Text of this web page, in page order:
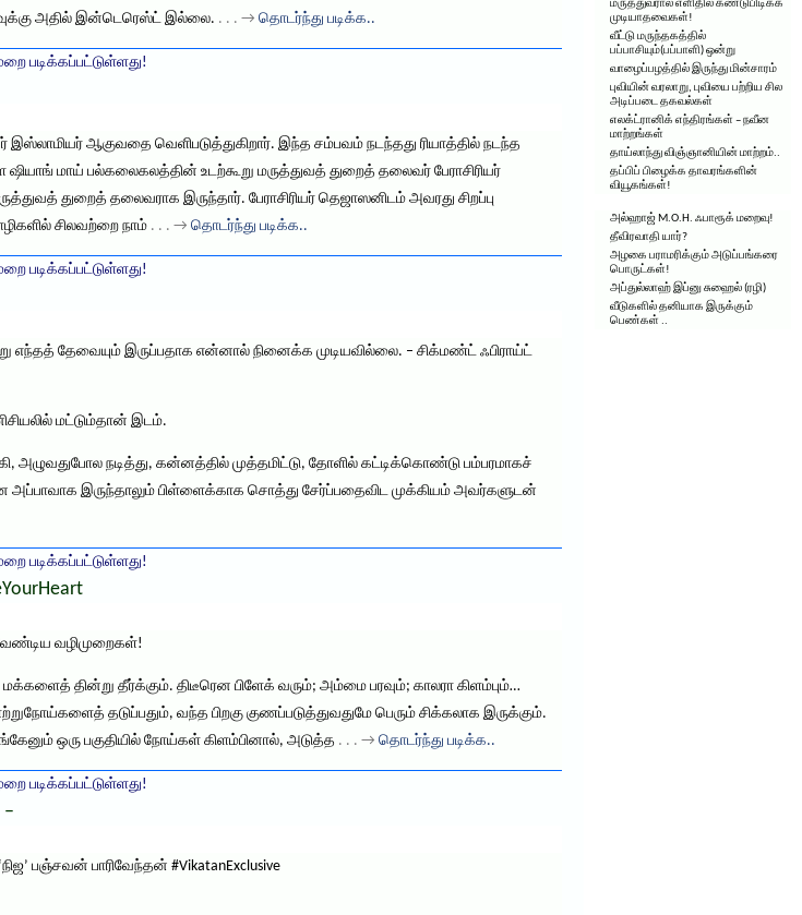
அதில் இன்டெரெஸ்ட் இல்லை. . . . → தொடர்ந்து படிக்க..
படிக்கப்பட்டுள்ளது!
ஆகுவதை வெளிபடுத்துகிறார். இந்த சம்பவம் நடந்தது ரியாத்தில் நடந்த
ஷியாங் மாய் பல்கலைகலத்தின் உடற்கூறு மருத்துவத் துறைத் தலைவர் பேராசிரியர்
துறைத் தலைவராக இருந்தார். பேராசிரியர் தெஜாஸனிடம் அவரது சிறப்பு
சிலவற்றை நாம் . . . → தொடர்ந்து படிக்க..
படிக்கப்பட்டுள்ளது!
எந்தத் தேவையும் இருப்பதாக என்னால் நினைக்க முடியவில்லை. – சிக்மண்ட் ஃபிராய்ட்
மட்டும்தான் இடம்.
அழுவதுபோல நடித்து, கன்னத்தில் முத்தமிட்டு, தோளில் கட்டிக்கொண்டு பம்பரமாகச்
அப்பாவாக இருந்தாலும் பிள்ளைக்காக சொத்து சேர்ப்பதைவிட முக்கியம் அவர்களுடன்
படிக்கப்பட்டுள்ளது!
வழிமுறைகள்!
தின்று தீர்க்கும். திடீரென பிளேக் வரும்; அம்மை பரவும்; காலரா கிளம்பும்…
தடுப்பதும், வந்த பிறகு குணப்படுத்துவதுமே பெரும் சிக்கலாக இருக்கும்.
ஒரு பகுதியில் நோய்கள் கிளம்பினால், அடுத்த . . . → தொடர்ந்து படிக்க..
படிக்கப்பட்டுள்ளது!
பஞ்சவன் பாரிவேந்தன் #VikatanExclusive
மருத்துவரால் எளிதில் கண்டுபிடிக்க
முடியாதவைகள்!
வீட்டு மருந்தகத்தில்
பப்பாசியும்(பப்பாளி) ஒன்று
வாழைப்பழத்தில் இருந்து மின்சாரம்
புவியின் வரலாறு, புவியை பற்றிய சில
அடிப்படை தகவல்கள்
எலக்ட்ரானிக் எந்திரங்கள் – நவீன
மாற்றங்கள்
தாய்லாந்து விஞ்ஞானியின் மாற்றம்..
தப்பிப் பிழைக்க தாவரங்களின்
வியூகங்கள்!
அல்ஹாஜ் M.O.H. ஃபாரூக் மறைவு!
தீவிரவாதி யார்?
அழகை பராமரிக்கும் அடுப்பங்கரை
பொருட்கள்!
அப்துல்லாஹ் இப்னு சுஹைல் (ரழி)
வீடுகளில் தனியாக இருக்கும்
பெண்கள் ..